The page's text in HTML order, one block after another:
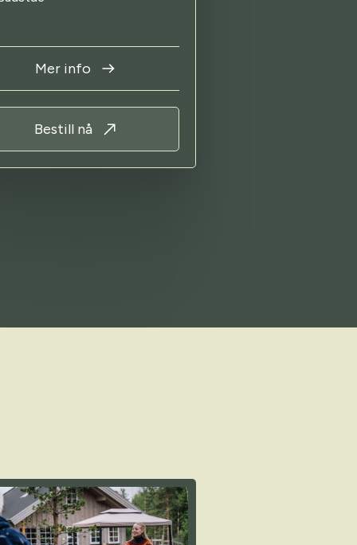
Mer info
Bestill nå